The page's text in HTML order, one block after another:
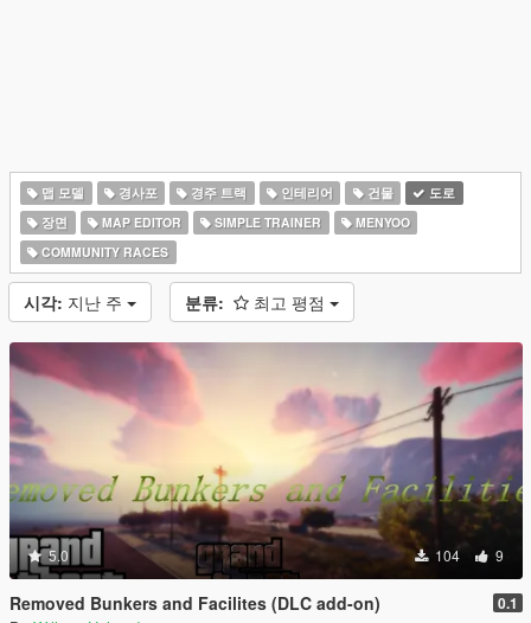
맵 모델 경사포 경주 트랙 인테리어 건물
도로
장면
MAP EDITOR SIMPLE TRAINER
MENYOO
COMMUNITY RACES
시각: 지난 주 분류: 최고 평점
5.0 104 9
Removed Bunkers and Facilites (DLC add-on) 0.1